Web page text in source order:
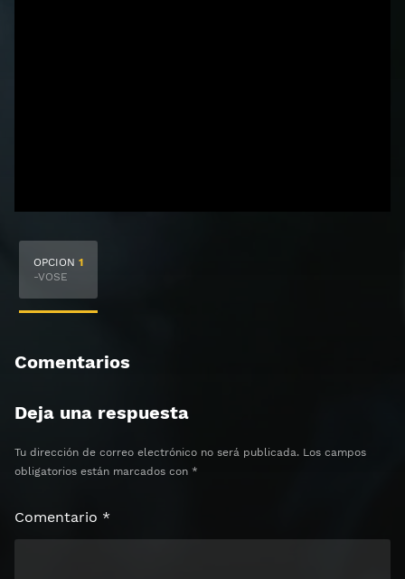
Haz clic 3 veces en el botón para desbloquear el
⏰ El acceso expira en 1 hora
OPCION 1
-VOSE
Comentarios
Deja una respuesta
Tu dirección de correo electrónico no será publicada. Los campos
obligatorios están marcados con *
Comentario *